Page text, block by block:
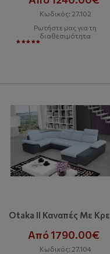
Κωδικός: 27.102
Ρωτήστε μας για τη
διαθεσιμότητα
Από 1790.00€
Κωδικός: 27.104